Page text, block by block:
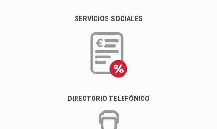
SERVICIOS SOCIALES
DIRECTORIO TELEFÓNICO